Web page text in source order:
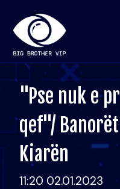
"Pse nuk e
qef"/
Kiarën
11:20 02.01.2023